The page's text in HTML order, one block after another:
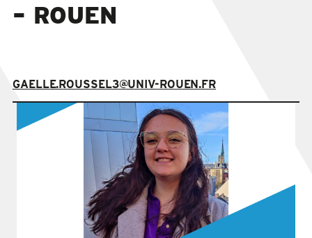
– ROUEN
GAELLE.ROUSSEL3@UNIV-ROUEN.FR